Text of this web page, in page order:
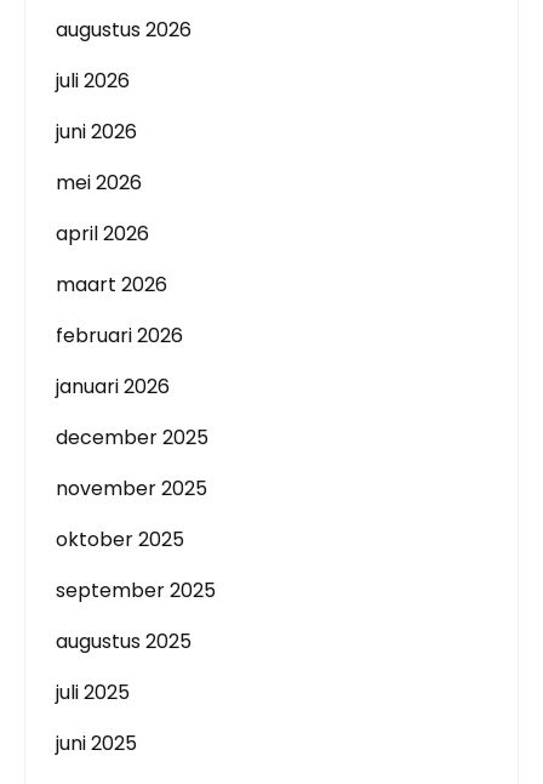
augustus 2026
juli 2026
juni 2026
mei 2026
april 2026
maart 2026
februari 2026
januari 2026
december 2025
november 2025
oktober 2025
september 2025
augustus 2025
juli 2025
juni 2025